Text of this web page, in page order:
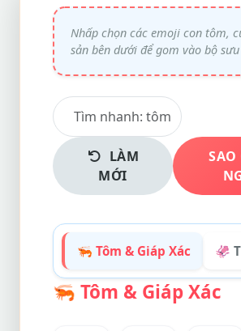
LÀM
MỚI
SAO
🦐 Tôm & Giáp Xác 🦑
🦐 Tôm & Giáp Xác